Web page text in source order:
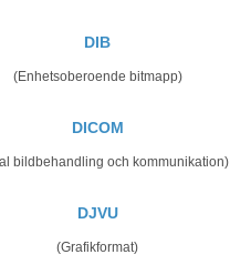
DIB
(Enhetsoberoende bitmapp)
DICOM
bildbehandling och kommunikation)
DJVU
(Grafikformat)